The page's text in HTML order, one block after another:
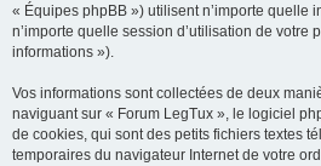
« Équipes phpBB ») utilisent n’importe quelle
n’importe quelle session d’utilisation de votre
informations »).
Vos informations sont collectées de deux
naviguant sur « Forum LegTux », le logiciel
de cookies, qui sont des petits fichiers textes
temporaires du navigateur Internet de votre